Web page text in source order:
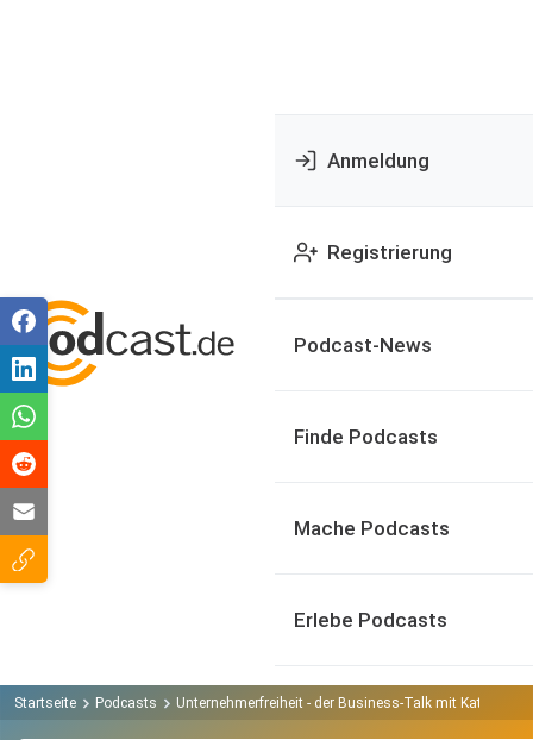
Anmeldung
Registrierung
Podcast-News
Finde Podcasts
Mache Podcasts
Erlebe Podcasts
Startseite Podcasts Unternehmerfreiheit - der Business-Talk mit Katja